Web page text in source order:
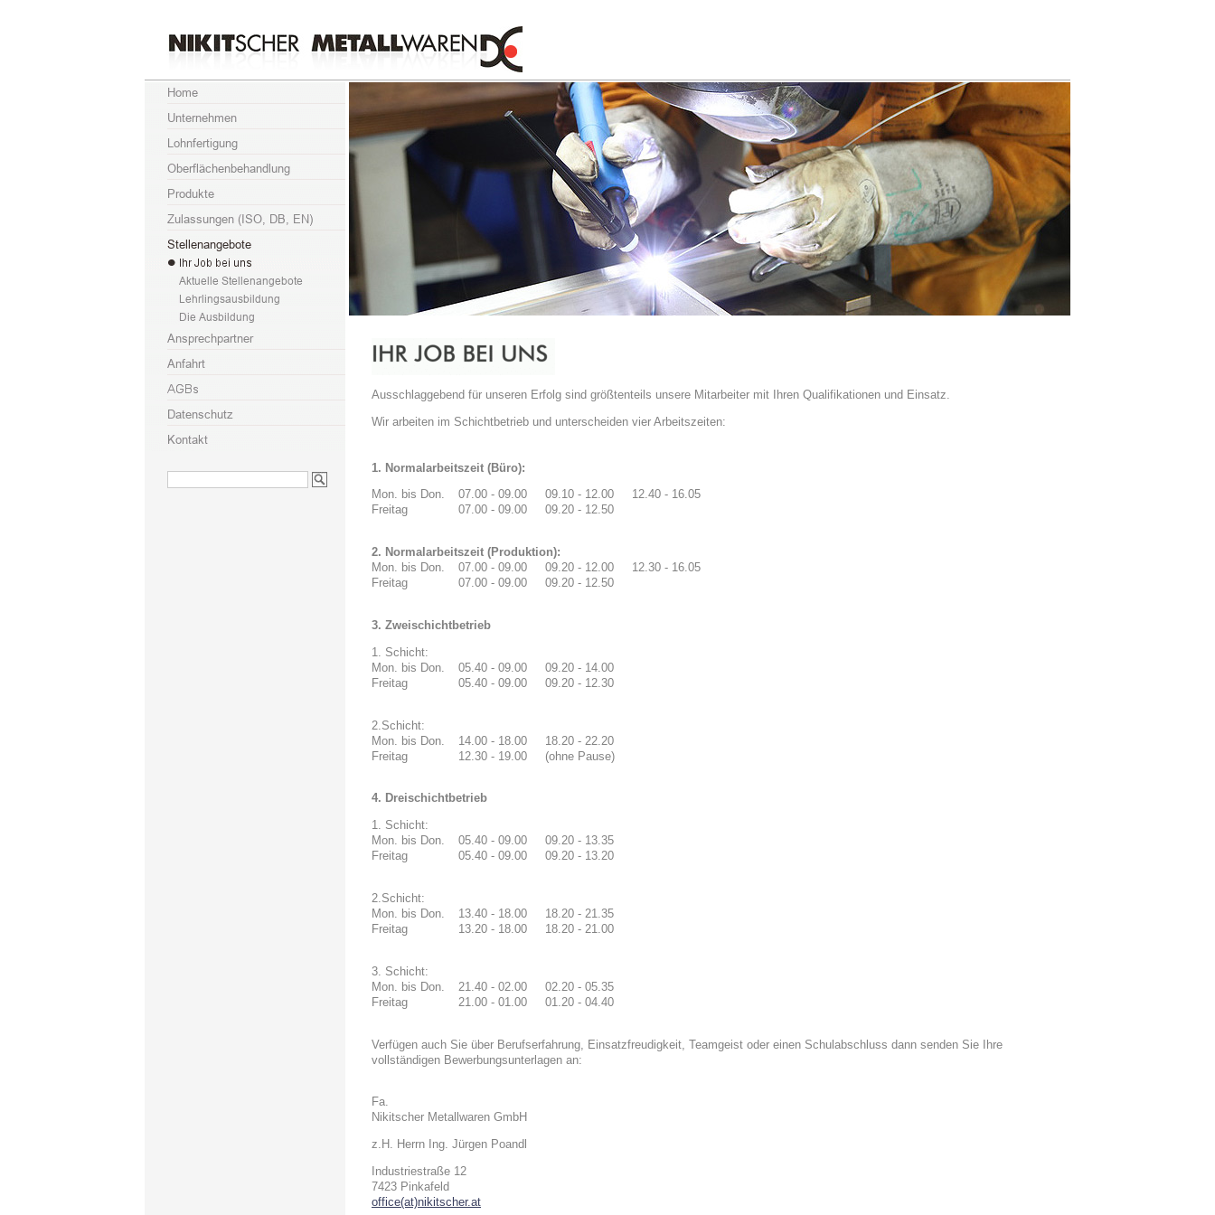
Ausschlaggebend für unseren Erfolg sind größtenteils unsere Mitarbeiter mit Ihren Qualifikationen und Einsatz.
Wir arbeiten im Schichtbetrieb und unterscheiden vier Arbeitszeiten:
1. Normalarbeitszeit (Büro):
Mon. bis Don.
07.00 - 09.00 09.10 - 12.00
12.40 - 16.05
Freitag
07.00 - 09.00 09.20 - 12.50
2. Normalarbeitszeit (Produktion):
Mon. bis Don.
07.00 - 09.00 09.20 - 12.00
12.30 - 16.05
Freitag
07.00 - 09.00 09.20 - 12.50
3. Zweischichtbetrieb
1. Schicht:
Mon. bis Don.
05.40 - 09.00
09.20 - 14.00
Freitag
05.40 - 09.00 09.20 - 12.30
2.Schicht:
Mon. bis Don.
14.00 - 18.00
18.20 - 22.20
Freitag
12.30 - 19.00 (ohne Pause)
4. Dreischichtbetrieb
1. Schicht:
Mon. bis Don.
05.40 - 09.00
09.20 - 13.35
Freitag
05.40 - 09.00 09.20 - 13.20
2.Schicht:
Mon. bis Don.
13.40 - 18.00
18.20 - 21.35
Freitag
13.20 - 18.00 18.20 - 21.00
3. Schicht:
Mon. bis Don.
21.40 - 02.00
02.20 - 05.35
Freitag
21.00 - 01.00 01.20 - 04.40
Verfügen auch Sie über Berufserfahrung, Einsatzfreudigkeit, Teamgeist oder einen Schulabschluss dann senden Sie Ihre
vollständigen Bewerbungsunterlagen an:
Fa.
Nikitscher Metallwaren GmbH
z.H. Herrn Ing. Jürgen Poandl
Industriestraße 12
7423 Pinkafeld
office(at)nikitscher.at